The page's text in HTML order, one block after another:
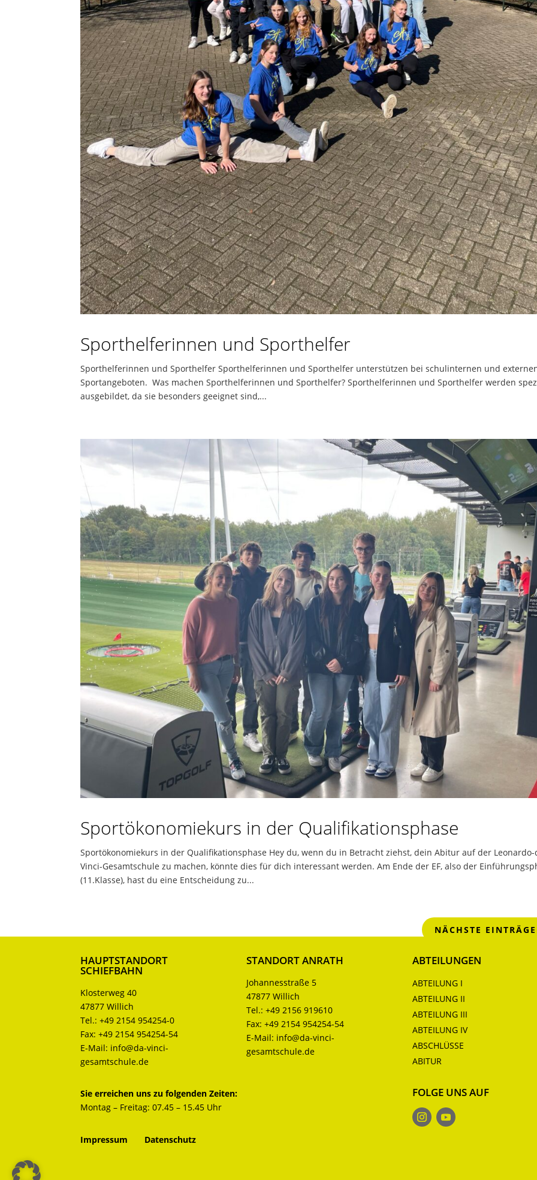
Sporthelferinnen und Sporthelfer
Sporthelferinnen und Sporthelfer Sporthelferinnen und Sporthelfer unterstützen bei schulinternen und
Sportangeboten. Was machen Sporthelferinnen und Sporthelfer? Sporthelferinnen und Sporthelfer werden
ausgebildet, da sie besonders geeignet sind,...
Sportökonomiekurs in der Qualifikationsphase
Sportökonomiekurs in der Qualifikationsphase Hey du, wenn du in Betracht ziehst, dein Abitur auf der Leonardo-
Vinci-Gesamtschule zu machen, könnte dies für dich interessant werden. Am Ende der EF, also der
(11.Klasse), hast du eine Entscheidung zu...
NÄCHSTE
HAUPTSTANDORT
SCHIEFBAHN
Klosterweg 40
47877 Willich
Tel.:+49 2154 954254-0
Fax:+49 2154 954254-54
E-Mail: info@da-vinci-
gesamtschule.de
STANDORT ANRATH
Johannesstraße 5
47877 Willich
Tel.:+49 2156 919610
Fax:+49 2154 954254-54
E-Mail: info@da-vinci-
gesamtschule.de
Sie erreichen uns zu folgenden Zeiten:
Montag – Freitag: 07.45 – 15.45 Uhr
Impressum Datenschutz
ABTEILUNGEN
ABTEILUNG I
ABTEILUNG II
ABTEILUNG III
ABTEILUNG IV
ABSCHLÜSSE
ABITUR
FOLGE UNS AUF